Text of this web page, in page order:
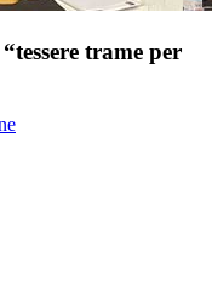
trame per